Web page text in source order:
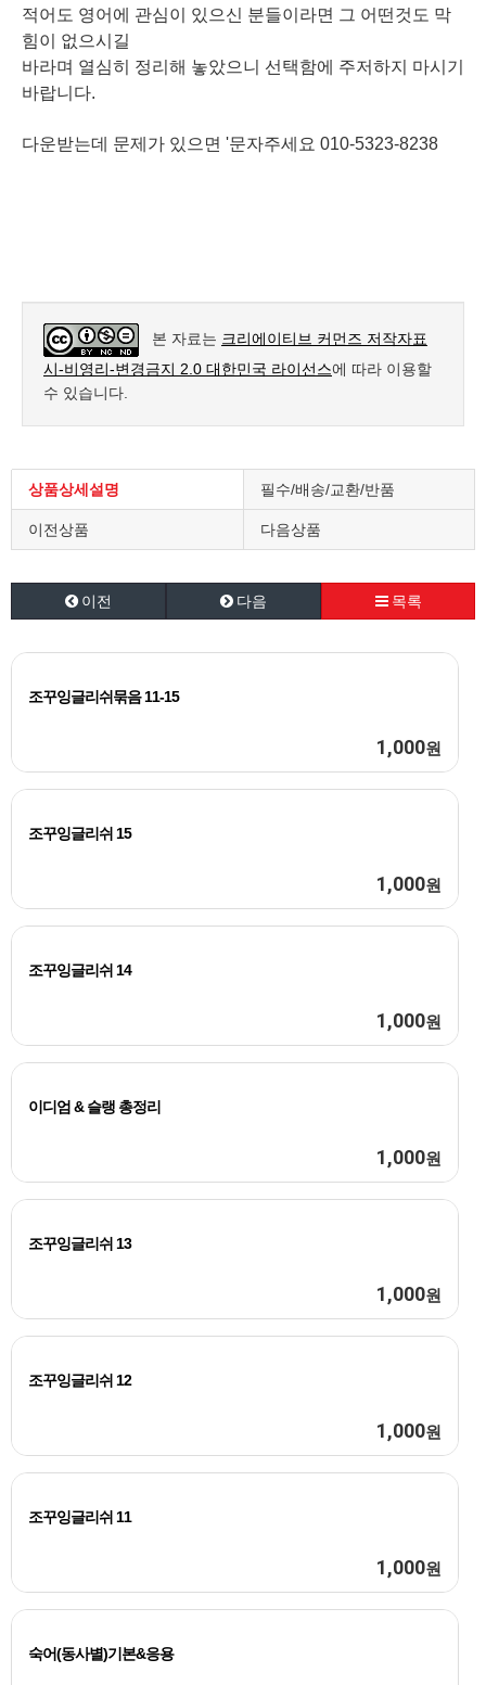
적어도 영어에 관심이 있으신 분들이라면 그 어떤것도 막
힘이 없으시길
바라며 열심히 정리해 놓았으니 선택함에 주저하지 마시기
바랍니다.
다운받는데 문제가 있으면 '문자주세요 010-5323-8238
본 자료는 크리에이티브 커먼즈 저작자표
시-비영리-변경금지 2.0 대한민국 라이선스에 따라 이용할
수 있습니다.
상품상세설명 필수/배송/교환/반품
이전상품 다음상품
이전 다음 목록
조꾸잉글리쉬묶음 11-15
1,000원
조꾸잉글리쉬 15
1,000원
조꾸잉글리쉬 14
1,000원
이디엄 & 슬랭 총정리
1,000원
조꾸잉글리쉬 13
1,000원
조꾸잉글리쉬 12
1,000원
조꾸잉글리쉬 11
1,000원
숙어(동사별)기본&응용